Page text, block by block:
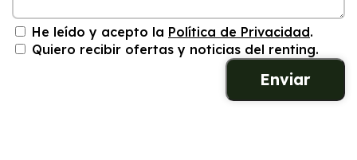
He leído y acepto la Política de Privacidad.
Quiero recibir ofertas y noticias del renting.